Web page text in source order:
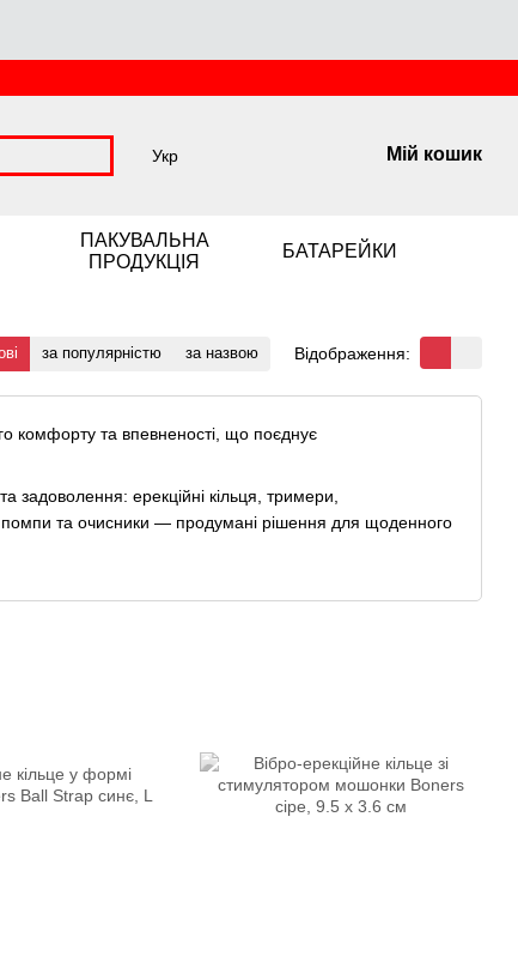
Укр Мій кошик
ПАКУВАЛЬНА
ПРОДУКЦІЯ
БАТАРЕЙКИ
за популярністю за назвою Відображення:
комфорту та впевненості, що поєднує
задоволення: ерекційні кільця, тримери,
та очисники — продумані рішення для щоденного